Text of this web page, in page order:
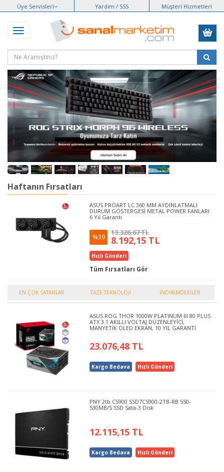
Üye Servisleri Yardım / SSS Müşteri Hizmetleri
Haftanın Fırsatları
ASUS PROART LC 360 MM AYDINLATMALI
DURUM GÖSTERGESİ METAL POWER FANLARI
6 Yıl Garanti
%39 13.326,67 TL
8.192,15 TL
Hızlı Gönderi
Tüm Fırsatları Gör
EN ÇOK SATANLAR TAZE TEKNOLOJİ İNDİRİMDEKİLER
ASUS ROG THOR 1000W PLATINUM III 80 PLUS
ATX 3.1 AKILLI VOLTAJ DÜZENLEYİCİ,
MANYETİK OLED EKRAN, 10 YIL GARANTİ
23.076,48 TL
Kargo Bedava Hızlı Gönderi
PNY 2tb CS900 SSD7CS900-2TB-RB 550-
530MB/S SSD Sata-3 Disk
12.115,15 TL
Kargo Bedava Hızlı Gönderi